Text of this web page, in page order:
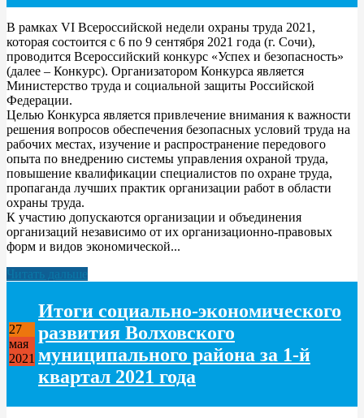
В рамках VI Всероссийской недели охраны труда 2021,
которая состоится с 6 по 9 сентября 2021 года (г. Сочи),
проводится Всероссийский конкурс «Успех и безопасность»
(далее – Конкурс). Организатором Конкурса является
Министерство труда и социальной защиты Российской
Федерации.
Целью Конкурса является привлечение внимания к важности
решения вопросов обеспечения безопасных условий труда на
рабочих местах, изучение и распространение передового
опыта по внедрению системы управления охраной труда,
повышение квалификации специалистов по охране труда,
пропаганда лучших практик организации работ в области
охраны труда.
К участию допускаются организации и объединения
организаций независимо от их организационно-правовых
форм и видов экономической...
Читать дальше
27
мая
2021
Итоги социально-экономического
развития Волховского
муниципального района за 1-й
квартал 2021 года